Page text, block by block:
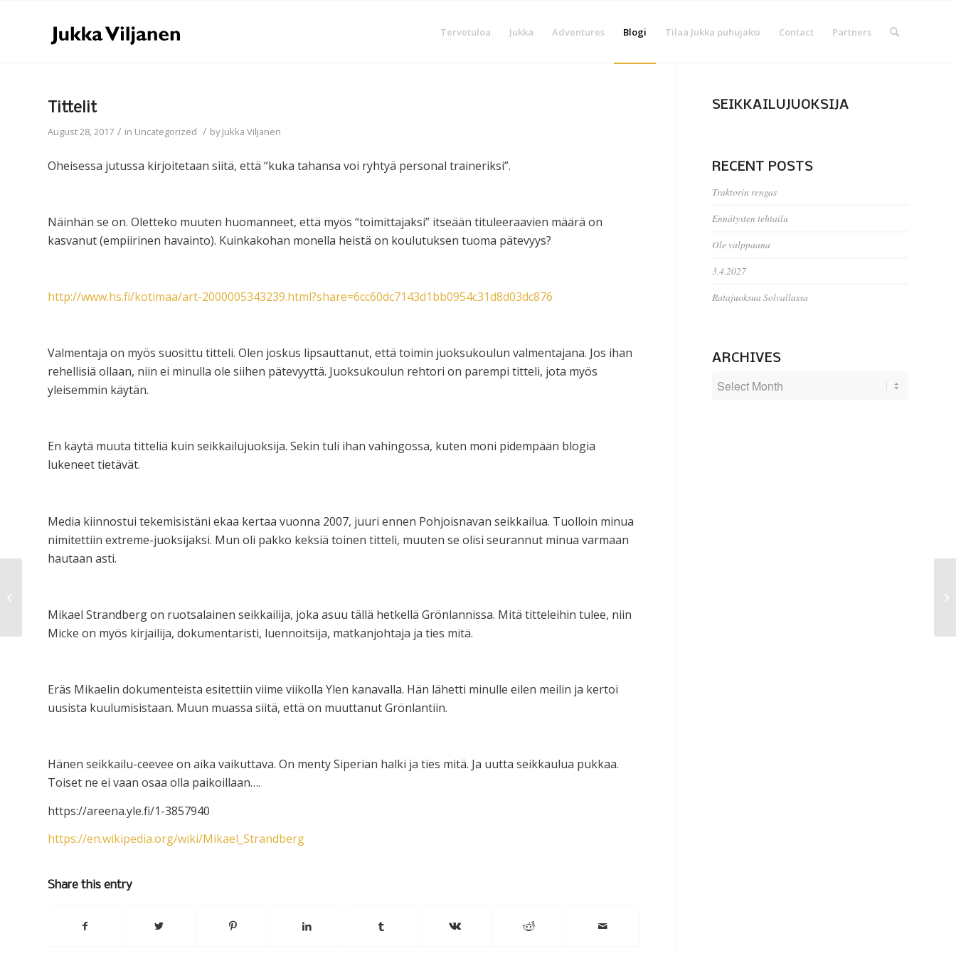
Tervetuloa Jukka Adventures Blogi Tilaa Jukka puhujaksi Contact Partners
Tittelit
August 28, 2017 / in Uncategorized / byJukka Viljanen
Oheisessa jutussa kirjoitetaan siitä, että “kuka tahansa voi ryhtyä personal traineriksi”.
Näinhän se on. Oletteko muuten huomanneet, että myös “toimittajaksi” itseään tituleeraavien määrä on
kasvanut (empiirinen havainto). Kuinkakohan monella heistä on koulutuksen tuoma pätevyys?
http://www.hs.fi/kotimaa/art-2000005343239.html?share=6cc60dc7143d1bb0954c31d8d03dc876
Valmentaja on myös suosittu titteli. Olen joskus lipsauttanut, että toimin juoksukoulun valmentajana. Jos ihan
rehellisiä ollaan, niin ei minulla ole siihen pätevyyttä. Juoksukoulun rehtori on parempi titteli, jota myös
yleisemmin käytän.
En käytä muuta titteliä kuin seikkailujuoksija. Sekin tuli ihan vahingossa, kuten moni pidempään blogia
lukeneet tietävät.
Media kiinnostui tekemisistäni ekaa kertaa vuonna 2007, juuri ennen Pohjoisnavan seikkailua. Tuolloin minua
nimitettiin extreme-juoksijaksi. Mun oli pakko keksiä toinen titteli, muuten se olisi seurannut minua varmaan
hautaan asti.
Mikael Strandberg on ruotsalainen seikkailija, joka asuu tällä hetkellä Grönlannissa. Mitä titteleihin tulee, niin
Micke on myös kirjailija, dokumentaristi, luennoitsija, matkanjohtaja ja ties mitä.
Eräs Mikaelin dokumenteista esitettiin viime viikolla Ylen kanavalla. Hän lähetti minulle eilen meilin ja kertoi
uusista kuulumisistaan. Muun muassa siitä, että on muuttanut Grönlantiin.
Hänen seikkailu-ceevee on aika vaikuttava. On menty Siperian halki ja ties mitä. Ja uutta seikkaulua pukkaa.
Toiset ne ei vaan osaa olla paikoillaan….
https://areena.yle.fi/1-3857940
https://en.wikipedia.org/wiki/Mikael_Strandberg
Share this entry
SEIKKAILUJUOKSIJA
RECENT POSTS
Traktorin rengas
Ennätysten tehtailu
Ole valppaana
3.4.2027
Ratajuoksua Solvallassa
ARCHIVES